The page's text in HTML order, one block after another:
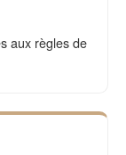
aux règles de